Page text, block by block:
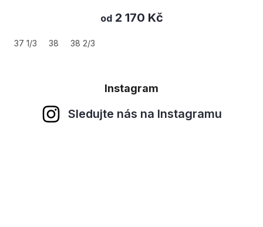
od2 170 Kč
37 1/3 38 38 2/3
Instagram
Sledujte nás na Instagramu